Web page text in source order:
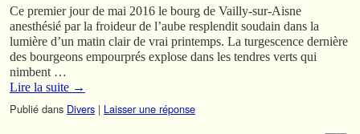
Ce premier jour de mai 2016 le bourg de Vailly-sur-Aisne
anesthésié par la froideur de l’aube resplendit soudain dans la
lumière d’un matin clair de vrai printemps. La turgescence dernière
des bourgeons empourprés explose dans les tendres verts qui
nimbent …
Lire la suite →
Publié dans Divers | Laisser une réponse